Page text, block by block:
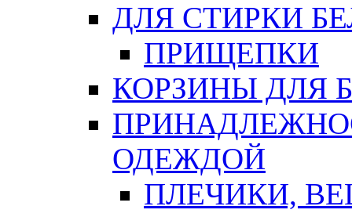
ДЛЯ СТИРКИ
ПРИЩЕПКИ
КОРЗИНЫ ДЛЯ
ОДЕЖДОЙ
ПЛЕЧИКИ,